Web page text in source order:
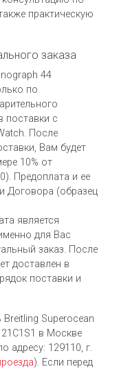
практическую
заказа
44
по
поставки с
После
Вам будет
10% от
Предоплата и ее
Договора (образец
является
для Вас
заказ. После
доставлен в
поставки и
Superocean
в Москве
адресу: 129110, г.
). Если перед